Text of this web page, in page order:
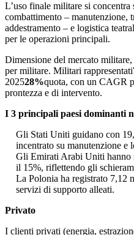
L’uso finale militare si
combattimento – manutenzione,
addestramento – e logistica
per le operazioni principali.
Dimensione del mercato
per militare. Militari rappresentati
202528%quota, con un CAGR
prontezza e di intervento.
I 3 principali paesi dominanti
Gli Stati Uniti guidano con
incentrato su manutenzione e
Gli Emirati Arabi Uniti hanno
il 15%, riflettendo gli
La Polonia ha registrato 7,12
servizi di supporto alleati.
Privato
I clienti privati ​​(energia,